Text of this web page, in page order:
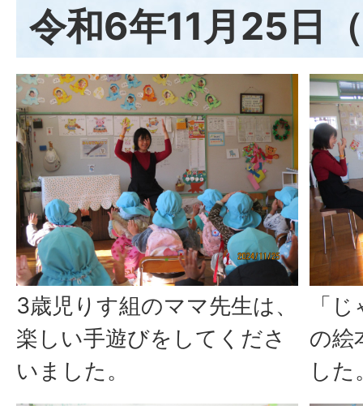
令和6年11月25日
3歳児りす組のママ先生は、
楽しい手遊びをしてくださ
いました。
「
の絵
した